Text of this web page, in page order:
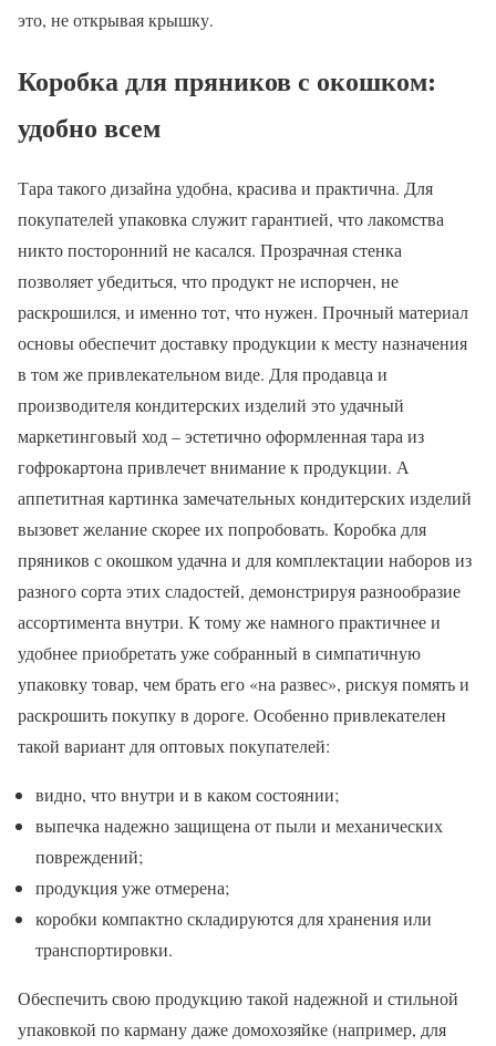
это, не открывая крышку.
Коробка для пряников с окошком:
удобно всем
Тара такого дизайна удобна, красива и практична. Для
покупателей упаковка служит гарантией, что лакомства
никто посторонний не касался. Прозрачная стенка
позволяет убедиться, что продукт не испорчен, не
раскрошился, и именно тот, что нужен. Прочный материал
основы обеспечит доставку продукции к месту назначения
в том же привлекательном виде. Для продавца и
производителя кондитерских изделий это удачный
маркетинговый ход – эстетично оформленная тара из
гофрокартона привлечет внимание к продукции. А
аппетитная картинка замечательных кондитерских изделий
вызовет желание скорее их попробовать. Коробка для
пряников с окошком удачна и для комплектации наборов из
разного сорта этих сладостей, демонстрируя разнообразие
ассортимента внутри. К тому же намного практичнее и
удобнее приобретать уже собранный в симпатичную
упаковку товар, чем брать его «на развес», рискуя помять и
раскрошить покупку в дороге. Особенно привлекателен
такой вариант для оптовых покупателей:
видно, что внутри и в каком состоянии;
выпечка надежно защищена от пыли и механических
повреждений;
продукция уже отмерена;
коробки компактно складируются для хранения или
транспортировки.
Обеспечить свою продукцию такой надежной и стильной
упаковкой по карману даже домохозяйке (например, для